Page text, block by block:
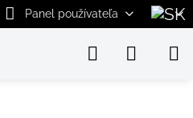
Panel používateľa